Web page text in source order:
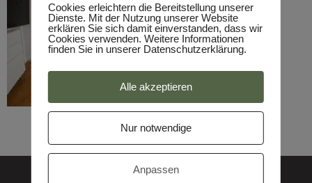
Cookies erleichtern die Bereitstellung unserer
Dienste. Mit der Nutzung unserer Website
erklären Sie sich damit einverstanden, dass wir
Cookies verwenden. Weitere Informationen
finden Sie in unserer Datenschutzerklärung.
Alle akzeptieren
Nur notwendige
Anpassen